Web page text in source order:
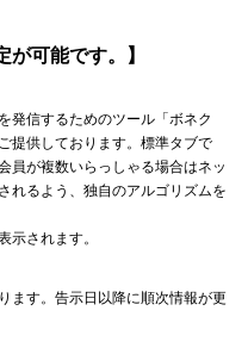
が可能です。】
発信するためのツール「ボネク
提供しております。標準タブで
員が複数いらっしゃる場合はネッ
れるよう、独自のアルゴリズムを
示されます。
ます。告示日以降に順次情報が更